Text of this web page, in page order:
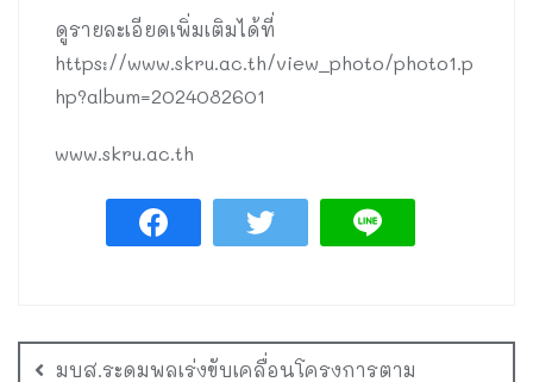
ดูรายละเอียดเพิ่มเติมได้ที่
https://www.skru.ac.th/view_photo/photo1.p
hp?album=2024082601
www.skru.ac.th
มบส.ระดมพลเร่งขับเคลื่อนโครงการตาม